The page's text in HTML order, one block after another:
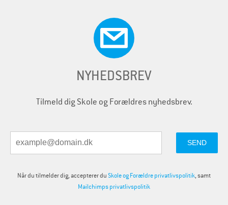
NYHEDSBREV
Tilmeld dig Skole og Forældres nyhedsbrev.
Når du tilmelder dig, accepterer duSkole og Forældre privatlivspolitik, samt
Mailchimps privatlivspolitik